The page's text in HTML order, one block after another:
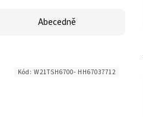
Abecedně
Kód: W21TSH6700- HH67037712